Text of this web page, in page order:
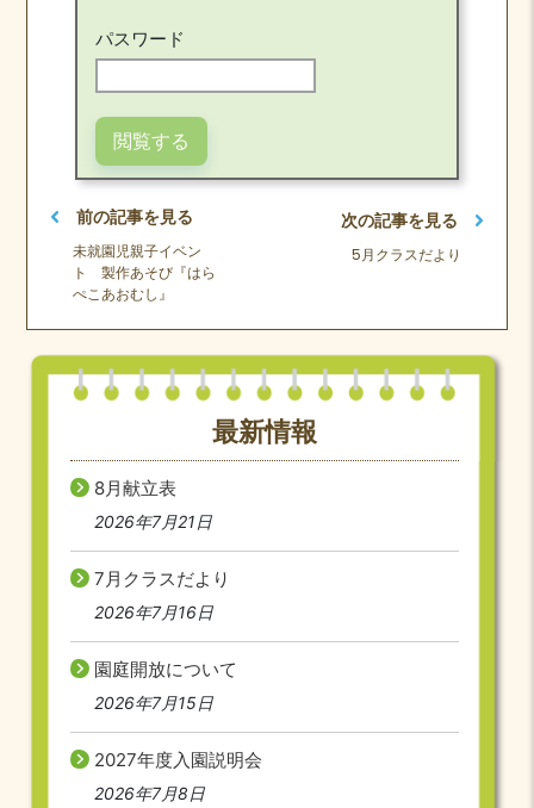
パスワード
前の記事を見る
未就園児親子イベン
ト 製作あそび『はら
ぺこあおむし』
次の記事を見る
5月クラスだより
最新情報
8月献立表
2026年7月21日
7月クラスだより
2026年7月16日
園庭開放について
2026年7月15日
2027年度入園説明会
2026年7月8日